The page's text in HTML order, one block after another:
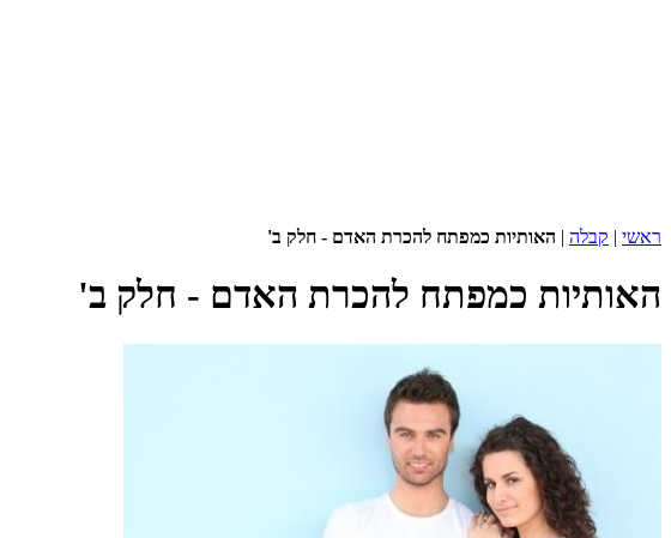
ראשי | קבלה | האותיות כמפתח להכרת האדם - חלק ב'
האותיות כמפתח להכרת האדם - חלק ב'